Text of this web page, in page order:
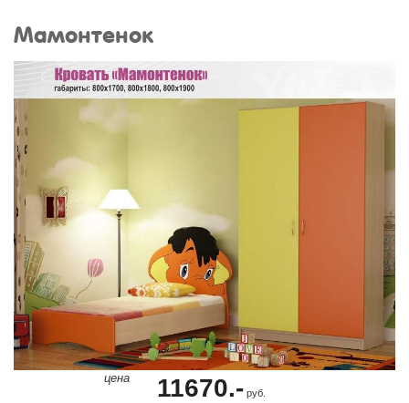
Мамонтенок
цена 11670.-руб.